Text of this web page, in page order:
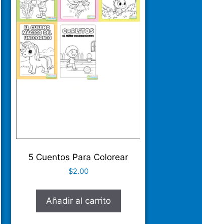
5 Cuentos Para Colorear
$2.00
Añadir al carrito